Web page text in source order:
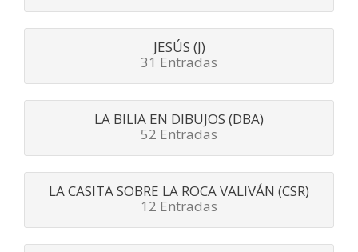
JESÚS (J)
31 Entradas
LA BILIA EN DIBUJOS (DBA)
52 Entradas
LA CASITA SOBRE LA ROCA VALIVÁN (CSR)
12 Entradas